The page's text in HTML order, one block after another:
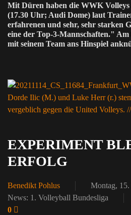
Mit Düren haben die WWK
(17.30 Uhr; Audi Dome) laut
erfahrenen und sehr, sehr starken
eine der Top-3-Mannschaften."
mit seinem Team ans Hinspiel
Dorde Ilic (M.) und Luke Herr (r.)
vergeblich gegen die United Volleys.
EXPERIMENT
ERFOLG
Benedikt Pohlus
Montag, 15.
News: 1. Volleyball Bundesliga
0